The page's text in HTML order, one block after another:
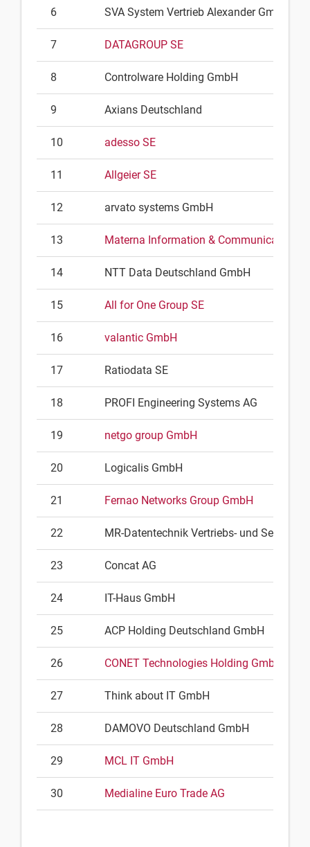
6 SVA System Vertrieb Alexander GmbH
7 DATAGROUP SE
8 Controlware Holding GmbH
9 Axians Deutschland
10 adesso SE
11 Allgeier SE
12 arvato systems GmbH
13 Materna Information & Communications
14 NTT Data Deutschland GmbH
15 All for One Group SE
16 valantic GmbH
17 Ratiodata SE
18 PROFI Engineering Systems AG
19 netgo group GmbH
20 Logicalis GmbH
21 Fernao Networks Group GmbH
22 MR-Datentechnik Vertriebs- und Service
23 Concat AG
24 IT-Haus GmbH
25 ACP Holding Deutschland GmbH
26 CONET Technologies Holding GmbH
27 Think about IT GmbH
28 DAMOVO Deutschland GmbH
29 MCL IT GmbH
30 Medialine Euro Trade AG